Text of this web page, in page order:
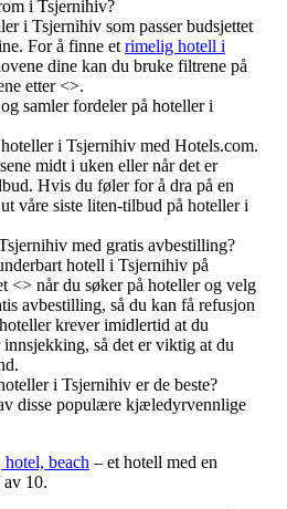
i Tsjernihiv?
i Tsjernihiv som passer budsjettet
For å finne et rimelig hotell i
dine kan du bruke filtrene på
etter <>.
samler fordeler på hoteller i
i Tsjernihiv med Hotels.com.
midt i uken eller når det er
Hvis du føler for å dra på en
våre siste liten-tilbud på hoteller i
med gratis avbestilling?
hotell i Tsjernihiv på
<> når du søker på hoteller og velg
avbestilling, så du kan få refusjon
krever imidlertid at du
så det er viktig at du
i Tsjernihiv er de beste?
disse populære kjæledyrvennlige
beach – et hotell med en
av 10.